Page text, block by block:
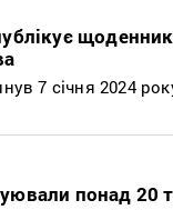
7 січня 2024
понад 20